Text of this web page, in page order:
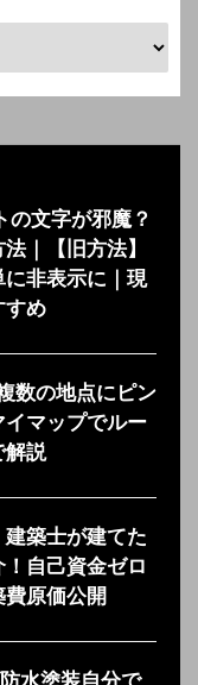
文字が邪魔？
｜【旧方法】
非表示に｜現
すめ
数の地点にピン
マップでルー
解説
建築士が建てた
自己資金ゼロ
原価公開
水塗装自分で